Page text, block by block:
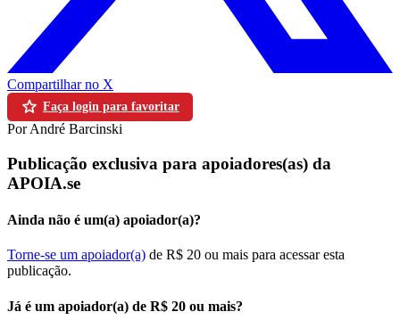
Compartilhar no X
Faça login para favoritar
Por André Barcinski
Publicação exclusiva para apoiadores(as) da
APOIA.se
Ainda não é um(a) apoiador(a)?
Torne-se um apoiador(a) de R$ 20 ou mais para acessar esta
publicação.
Já é um apoiador(a) de R$ 20 ou mais?